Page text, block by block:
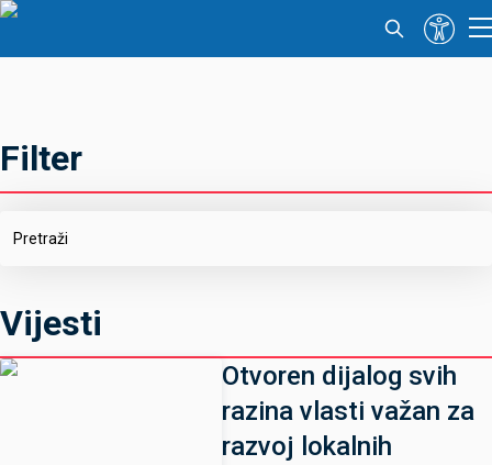
Vijesti
Otvoren dijalog svih
razina vlasti važan za
razvoj lokalnih
Filter